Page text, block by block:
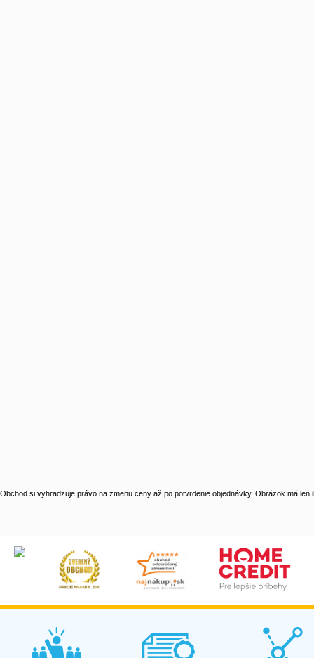
Obchod si vyhradzuje právo na zmenu ceny až po potvrdenie objednávky. Obrázok má len